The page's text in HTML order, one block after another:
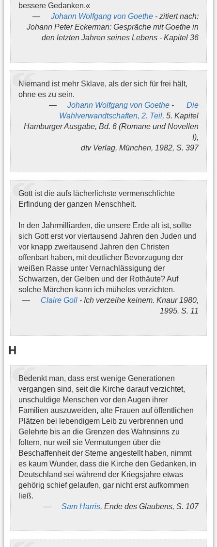
bessere Gedanken.«
Johann Wolfgang von Goethe - zitiert nach:
Johann Peter Eckerman: Gespräche mit Goethe in
den letzten Jahren seines Lebens - Kapitel 36
Niemand ist mehr Sklave, als der sich für frei hält,
ohne es zu sein.
Johann Wolfgang von Goethe-
Die
Wahlverwandtschaften, 2. Teil, 5. Kapitel
Hamburger Ausgabe, Bd. 6 (Romane und Novellen
I),
dtv Verlag, München, 1982, S. 397
Gott ist die aufs lächerlichste vermenschlichte
Erfindung der ganzen Menschheit.
In den Jahrmilliarden, die unsere Erde alt ist, sollte
sich Gott erst vor viertausend Jahren den Juden und
vor knapp zweitausend Jahren den Christen
offenbart haben, mit deutlicher Bevorzugung der
weißen Rasse unter Vernachlässigung der
Schwarzen, der Gelben und der Rothäute? Auf
solche Märchen kann ich mühelos verzichten.
Claire Goll - Ich verzeihe keinem. Knaur 1980,
1995. S. 11
H
Bedenkt man, dass erst wenige Generationen
vergangen sind, seit die Kirche darauf verzichtet,
unschuldige Menschen vor den Augen ihrer
Familien auszuweiden, alte Frauen auf öffentlichen
Plätzen bei lebendigem Leib zu verbrennen und
Gelehrte bis an die Grenzen des Wahnsinns zu
foltern, nur weil sie Vermutungen über die
Beschaffenheit der Sterne angestellt haben, nimmt
es kaum Wunder, dass die Kirche den Gedanken, in
Deutschland sei während der Kriegsjahre etwas
gehörig schief gelaufen, gar nicht erst aufkommen
ließ.
Sam Harris, Ende des Glaubens, S. 107